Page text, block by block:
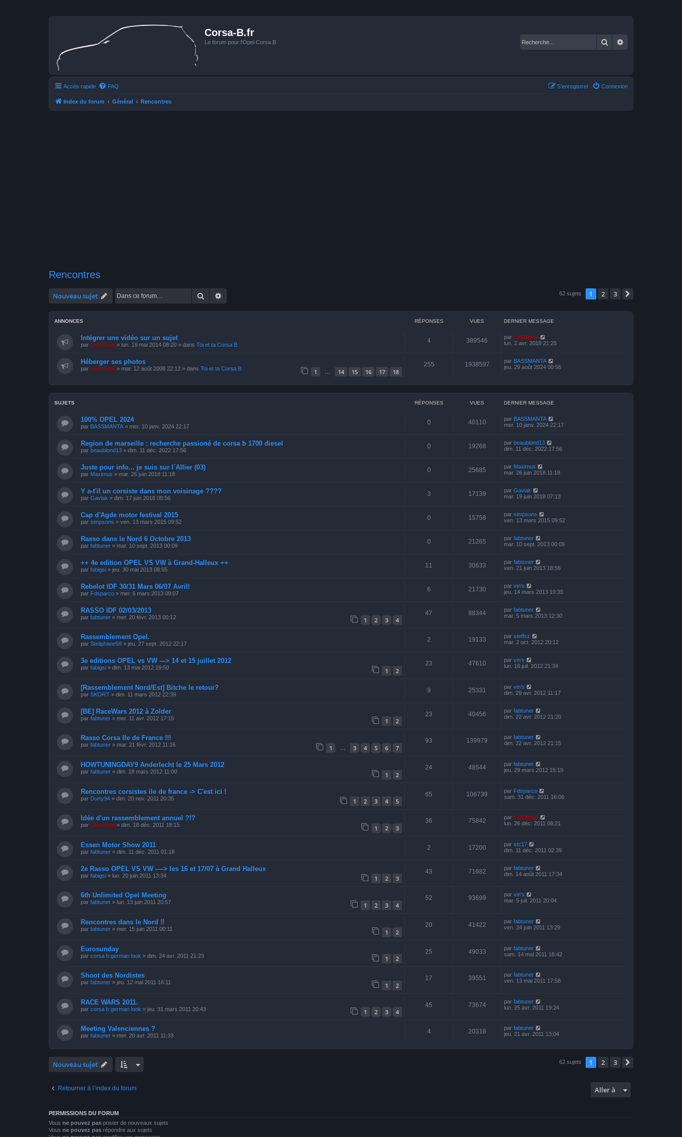
Corsa-B.fr
Le forum pour l'Opel Corsa B Rechercher
Accès rapide FAQ Connexion
S’enregistrer
Index du forum Général Rencontres
Rencontres
Nouveau sujet Rechercher 62 sujets 1 2 3
ANNONCES RÉPONSES VUES DERNIER MESSAGE
Intégrer une vidéo sur un sujet
par LeKiffeur » lun. 19 mai 2014 08:20 » dans Toi et ta Corsa B
4 389546 par LeKiffeur
lun. 2 avr. 2018 21:25
Héberger ses photos
par LeKiffeur » mar. 12 août 2008 22:12 » dans Toi et ta Corsa B 1 14 15 16 17 18
255 1938597 par BASSMANTA
jeu. 29 août 2024 00:56
SUJETS RÉPONSES VUES DERNIER MESSAGE
100% OPEL 2024
par BASSMANTA » mer. 10 janv. 2024 22:17
0 40110 par BASSMANTA
mer. 10 janv. 2024 22:17
Region de marseille : recherche passioné de corsa b 1700 diesel
par beaublond13 » dim. 11 déc. 2022 17:56
0 19268 par beaublond13
dim. 11 déc. 2022 17:56
Juste pour info... je suis sur l´Allier (03)
par Maximus » mar. 26 juin 2018 11:18
0 25685 par Maximus
mar. 26 juin 2018 11:18
Y a-t'il un corsiste dans mon voisinage ????
par Gaviak » dim. 17 juin 2018 08:56
3 17139 par Gaviak
mar. 19 juin 2018 07:13
Cap d'Agde motor festival 2015
par simpsons » ven. 13 mars 2015 09:52
0 15758 par simpsons
ven. 13 mars 2015 09:52
Rasso dans le Nord 6 Octobre 2013
par fabtuner » mar. 10 sept. 2013 00:09
0 21265 par fabtuner
mar. 10 sept. 2013 00:09
++ 4e edition OPEL VS VW à Grand-Halleux ++
par fabigsi » jeu. 30 mai 2013 08:55
11 30633 par fabtuner
ven. 21 juin 2013 18:56
Rebelot IDF 30/31 Mars 06/07 Avril!
par Fdsparco » mer. 6 mars 2013 09:07
6 21730 par vin's
jeu. 14 mars 2013 19:35
RASSO IDF 02/03/2013
par fabtuner » mer. 20 févr. 2013 00:12 1 2 3 4
47 88344 par fabtuner
mar. 5 mars 2013 12:30
Rassemblement Opel.
par Steiiphane59 » jeu. 27 sept. 2012 22:17
2 19133 par steffcz
mar. 2 oct. 2012 20:12
3e editions OPEL vs VW ---> 14 et 15 juillet 2012
par fabigsi » dim. 13 mai 2012 19:50 1 2
23 47610 par vin's
lun. 16 juil. 2012 21:34
[Rassemblement Nord/Est] Bitche le retour?
par SKORT » dim. 11 mars 2012 22:39
9 25331 par vin's
dim. 29 avr. 2012 11:17
[BE] RaceWars 2012 à Zolder
par fabtuner » mer. 11 avr. 2012 17:15 1 2
23 40456 par fabtuner
dim. 22 avr. 2012 21:20
Rasso Corsa Ile de France !!!
par fabtuner » mar. 21 févr. 2012 11:16 1 … 3 4 5 6 7
93 139979 par fabtuner
dim. 22 avr. 2012 21:15
HOWTUNINGDAY9 Anderlecht le 25 Mars 2012
par fabtuner » dim. 18 mars 2012 11:00 1 2
24 48544 par fabtuner
jeu. 29 mars 2012 15:19
Rencontres corsistes ile de france -> C'est ici !
par Durty94 » dim. 20 nov. 2011 20:35 1 2 3 4 5
65 106739 par Fdsparco
sam. 31 déc. 2011 16:06
Idée d'un rassemblement annuel ?!?
par LeKiffeur » dim. 18 déc. 2011 18:15 1 2 3
36 75842 par LeKiffeur
lun. 26 déc. 2011 08:21
Essen Motor Show 2011
par fabtuner » dim. 11 déc. 2011 01:18
2 17200 par stc17
dim. 11 déc. 2011 02:39
2e Rasso OPEL VS VW ----> les 16 et 17/07 à Grand Halleux
par fabigsi » lun. 20 juin 2011 13:34 1 2 3
43 71682 par fabtuner
dim. 14 août 2011 17:34
6th Unlimited Opel Meeting
par fabtuner » lun. 13 juin 2011 20:57 1 2 3 4
52 93699 par vin's
mar. 5 juil. 2011 20:04
Rencontres dans le Nord !!
par fabtuner » mer. 15 juin 2011 00:11 1 2
20 41422 par fabtuner
ven. 24 juin 2011 13:29
Eurosunday
par corsa b german look » dim. 24 avr. 2011 21:23 1 2
25 49033 par fabtuner
sam. 14 mai 2011 18:42
Shoot des Nordistes
par fabtuner » jeu. 12 mai 2011 16:11 1 2
17 39551 par fabtuner
ven. 13 mai 2011 17:58
RACE WARS 2011.
par corsa b german look » jeu. 31 mars 2011 20:43 1 2 3 4
45 73674 par fabtuner
lun. 25 avr. 2011 19:24
Meeting Valenciennes ?
par fabtuner » mer. 20 avr. 2011 11:33
4 20318 par fabtuner
jeu. 21 avr. 2011 13:04
Nouveau sujet 62 sujets 1 2 3
Retourner à l’index du forum Aller à
PERMISSIONS DU FORUM
Vous ne pouvez pas poster de nouveaux sujets
Vous ne pouvez pas répondre aux sujets